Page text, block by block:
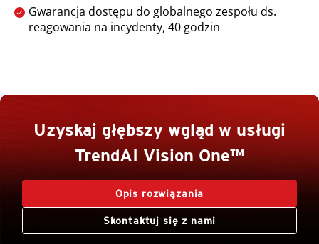
Gwarancja dostępu do globalnego zespołu ds.
reagowania na incydenty, 40 godzin
Uzyskaj głębszy wgląd w usługi
TrendAI Vision One™
Opis rozwiązania
Skontaktuj się z nami